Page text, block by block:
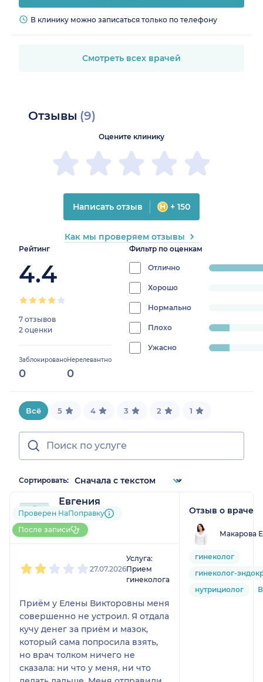
В клинику можно записаться только по телефону
Смотреть всех врачей
Отзывы (9)
Рейтинг
4.4
7 отзывов
2 оценки
Заблокировано
0
Нерелевантно
0
Фильтр по оценкам
Отличноprogress:
Хорошо
0%
Нормально
0%
Плохо
progress:
Ужасно
11.11111111111111%
Оцените клинику
Написать отзыв + 150
Как мы проверяем отзывы
Всё 5 4 3 2 1
Сортировать:
Евгения
1 отзыв
До 5 записей через
НаПоправку
Проверен НаПоправку
После записи
27.07.2026
Услуга:
Прием
гинеколога
Приём у Елены Викторовны меня
совершенно не устроил. Я отдала
кучу денег за приём и мазок,
который сама попросила взять,
но врач толком ничего не
сказала: ни что у меня, ни что
Отзыв о враче
Макарова
гинеколог
гинеколог-
нутрициолог